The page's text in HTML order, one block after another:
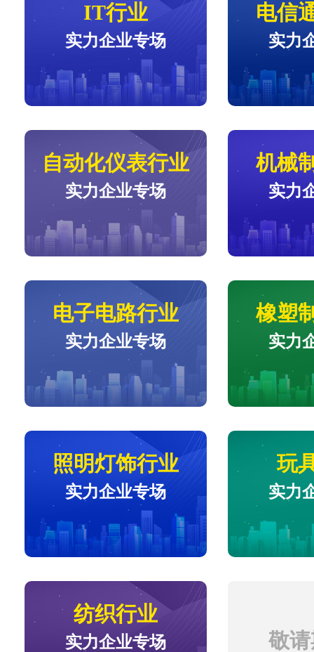
IT行业
实力企业专场
电信
实力
自动化仪表行业
实力企业专场
机械
实力
电子电路行业
实力企业专场
橡塑
实力
照明灯饰行业
实力企业专场
玩
实力
纺织行业
实力企业专场 敬